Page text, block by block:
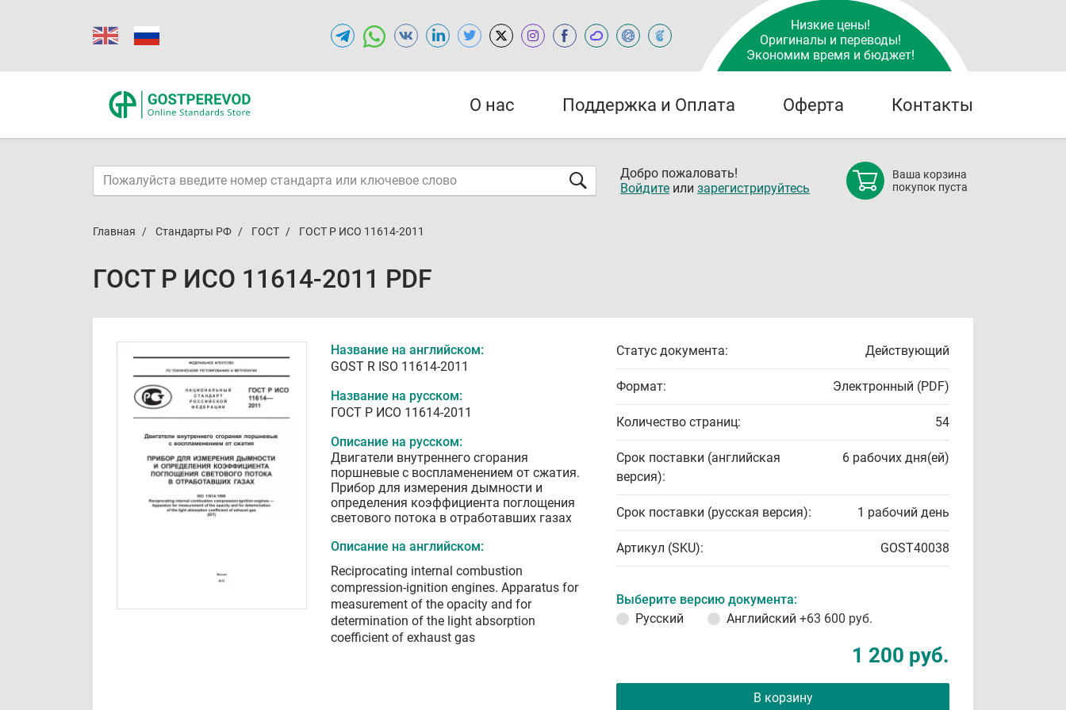
Низкие цены!
Оригиналы и переводы!
Экономим время и бюджет!
О нас Поддержка и Оплата Оферта Контакты
Добро пожаловать!
Войдите или зарегистрируйтесь
Ваша корзина
покупок пуста
Главная Стандарты РФ ГОСТ ГОСТ Р ИСО 11614-2011
ГОСТ Р ИСО 11614-2011 PDF
Название на английском:
GOST R ISO 11614-2011
Название на русском:
ГОСТ Р ИСО 11614-2011
Описание на русском:
Двигатели внутреннего сгорания
поршневые с воспламенением от сжатия.
Прибор для измерения дымности и
определения коэффициента поглощения
светового потока в отработавших газах
Описание на английском:
Reciprocating internal combustion
compression-ignition engines. Apparatus for
measurement of the opacity and for
determination of the light absorption
coefficient of exhaust gas
Статус документа: Действующий
Формат: Электронный (PDF)
Количество страниц: 54
Срок поставки (английская
версия):
6 рабочих дня(ей)
Срок поставки (русская версия): 1 рабочий день
Артикул (SKU): GOST40038
Выберите версию документа:
Русский
Английский +63 600 руб.
1 200 руб.
В корзину